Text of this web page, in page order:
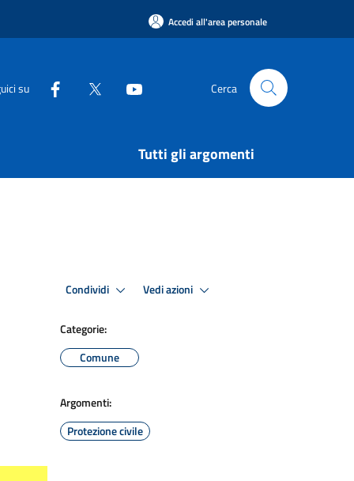
Accedi all'area personale
su Cerca
Tutti gli argomenti
Condividi Vedi azioni
Categorie:
Comune
Argomenti:
Protezione civile